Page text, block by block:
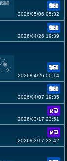
闘
2026/05/06 05:32
2026/04/26 19:39
奪
、ゲ
2026/04/26 00:14
2026/04/07 19:35
2026/03/17 23:51
2026/03/17 23:42